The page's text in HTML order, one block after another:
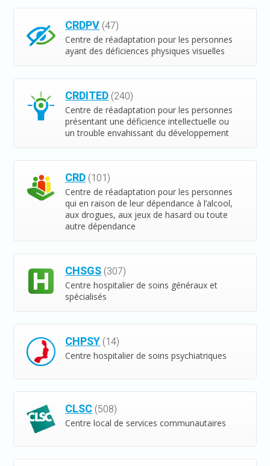
CRDPV(47)
Centre de réadaptation pour les personnes
ayant des déficiences physiques visuelles
CRDITED(240)
Centre de réadaptation pour les personnes
présentant une déficience intellectuelle ou
un trouble envahissant du développement
CRD(101)
Centre de réadaptation pour les personnes
qui en raison de leur dépendance à l’alcool,
aux drogues, aux jeux de hasard ou toute
autre dépendance
CHSGS(307)
Centre hospitalier de soins généraux et
spécialisés
CHPSY(14)
Centre hospitalier de soins psychiatriques
CLSC(508)
Centre local de services communautaires